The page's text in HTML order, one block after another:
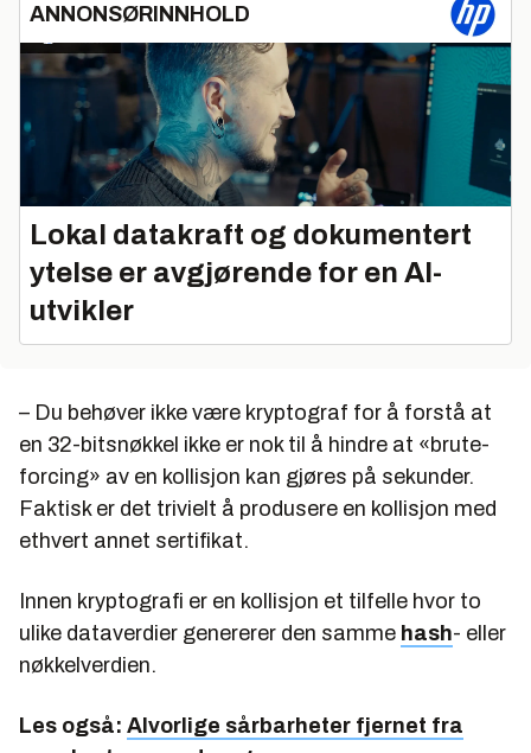
ANNONSØRINNHOLD
Lokal datakraft og dokumentert
ytelse er avgjørende for en AI-
utvikler
– Du behøver ikke være kryptograf for å forstå at
en 32-bitsnøkkel ikke er nok til å hindre at «brute-
forcing» av en kollisjon kan gjøres på sekunder.
Faktisk er det trivielt å produsere en kollisjon med
ethvert annet sertifikat.
Innen kryptografi er en kollisjon et tilfelle hvor to
ulike dataverdier genererer den samme hash- eller
nøkkelverdien.
Les også: Alvorlige sårbarheter fjernet fra